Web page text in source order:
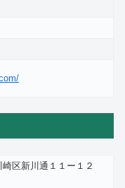
崎区新川通１１ー１２